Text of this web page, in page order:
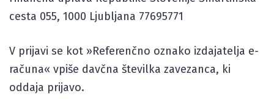
cesta 055, 1000 Ljubljana 77695771
V prijavi se kot »Referenčno oznako izdajatelja e-
računa« vpiše davčna številka zavezanca, ki
oddaja prijavo.